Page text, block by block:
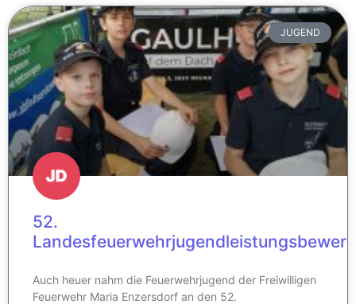
Lorem ipsum dolor sit amet
consectetur adipiscing elit dolor
Hier klicken
JUGEND
52.
Auch heuer nahm die Feuerwehrjugend der Freiwilligen
Feuerwehr Maria Enzersdorf an den 52.